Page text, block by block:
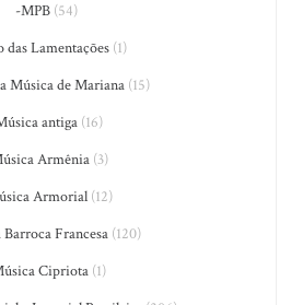
-MPB(54)
das Lamentações (1)
Música de Mariana(15)
antiga (16)
Armênia(3)
Armorial(12)
Francesa(120)
Cipriota (1)